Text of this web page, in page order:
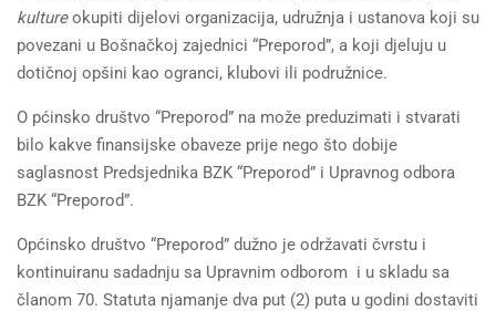
kultureokupiti dijelovi organizacija, udružnja i ustanova koji su
povezani u Bošnačkoj zajednici “Preporod”, a koji djeluju u
dotičnoj opšini kao ogranci, klubovi ili podružnice.
O pćinsko društvo “Preporod” na može preduzimati i stvarati
bilo kakve finansijske obaveze prije nego što dobije
saglasnost Predsjednika BZK “Preporod” i Upravnog odbora
BZK “Preporod”.
Općinsko društvo “Preporod” dužno je održavati čvrstu i
kontinuiranu sadadnju sa Upravnim odborom i u skladu sa
članom 70. Statuta njamanje dva put (2) puta u godini dostaviti